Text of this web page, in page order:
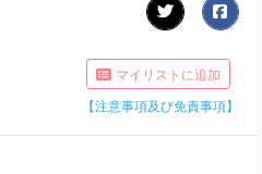
マイリストに追加
【注意事項及び免責事項】